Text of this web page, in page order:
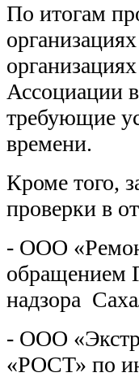
По итогам
Ассоциации
требующие
времени.
Кроме того,
проверки в
- ООО
обращением
надзора
- ООО
«РОСТ» по